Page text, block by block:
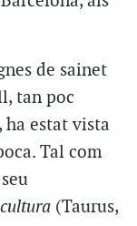
de sainet
tan poc
estat vista
Tal com
(Taurus,